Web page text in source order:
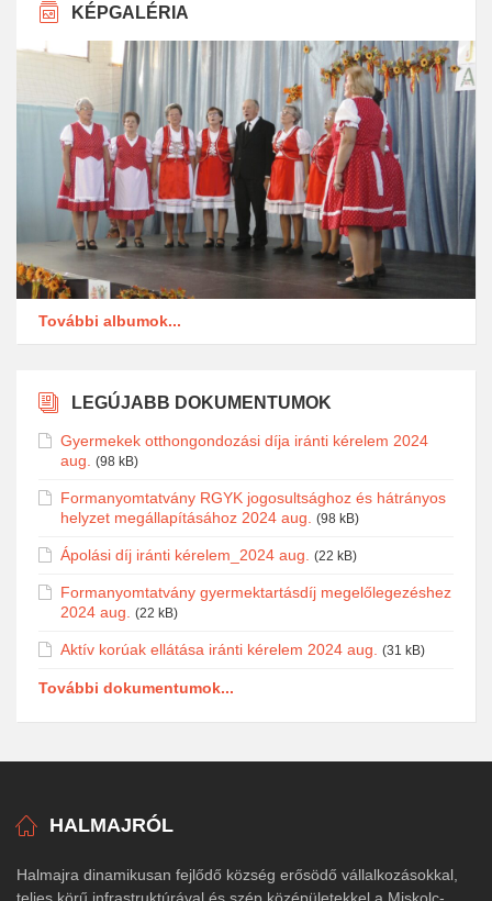
KÉPGALÉRIA
További albumok...
LEGÚJABB DOKUMENTUMOK
Gyermekek otthongondozási díja iránti kérelem 2024
aug.
(98 kB)
Formanyomtatvány RGYK jogosultsághoz és hátrányos
helyzet megállapításához 2024 aug.
(98 kB)
Ápolási díj iránti kérelem_2024 aug. (22 kB)
Formanyomtatvány gyermektartásdíj megelőlegezéshez
2024 aug.
(22 kB)
Aktív korúak ellátása iránti kérelem 2024 aug. (31 kB)
További dokumentumok...
HALMAJRÓL
Halmajra dinamikusan fejlődő község erősödő vállalkozásokkal,
teljes körű infrastruktúrával és szép középületekkel a Miskolc-